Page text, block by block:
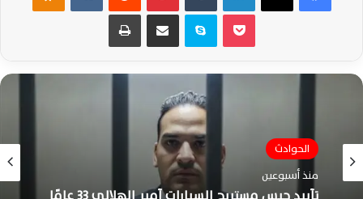
سكايب مشاركة عبر البريد طباعة
الحوادث
منذ أسبوعين